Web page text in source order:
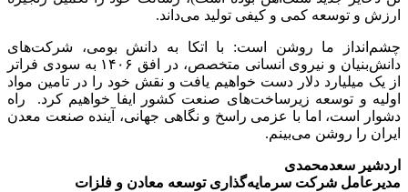
ارزش و توسعه کمی و کیفی تولید می‌داند.
چشم‌انداز ما روشن است: با اتکا به دانش بومی، شرکت‌های
دانش‌بنیان و نیروی انسانی متخصص، در افق ۱۴۰۶ به سودی فراتر
از یک میلیارد دلار دست خواهیم یافت و نقش خود را در تامین مواد
اولیه و توسعه زیرساخت‌های صنعت کشور ایفا خواهیم کرد. راه
دشوار است، اما با عزمی راسخ و نگاهی جهانی، آینده صنعت معدن
ایران را روشن می‌بینم.
اردشیر سعدمحمدی
مدیرعامل شرکت سرمایه‌گذاری توسعه معادن و فلزات